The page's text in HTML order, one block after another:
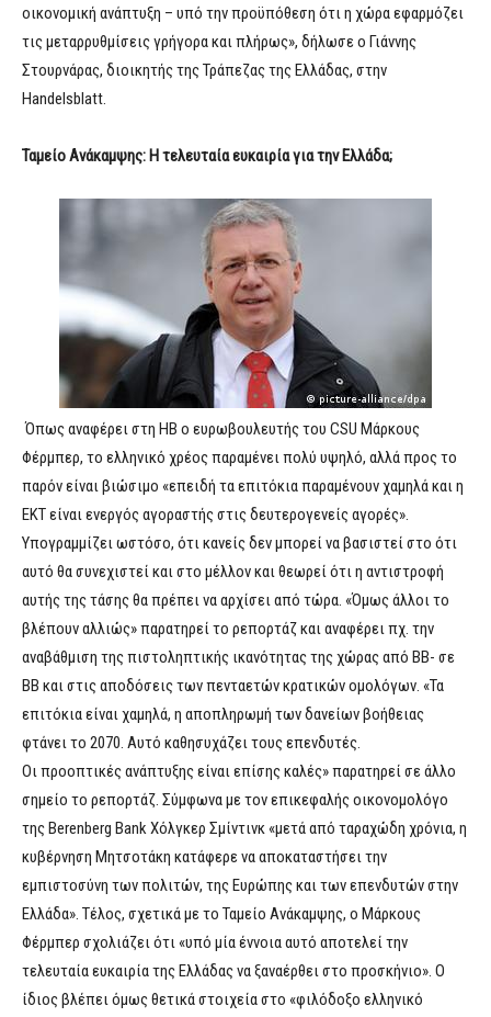
οικονομική ανάπτυξη – υπό την προϋπόθεση ότι η χώρα εφαρμόζει
τις μεταρρυθμίσεις γρήγορα και πλήρως», δήλωσε ο Γιάννης
Στουρνάρας, διοικητής της Τράπεζας της Ελλάδας, στην
Handelsblatt.
Ταμείο Ανάκαμψης: Η τελευταία ευκαιρία για την Ελλάδα;
Όπως αναφέρει στη HB ο ευρωβουλευτής του CSU Mάρκους
Φέρμπερ, το ελληνικό χρέος παραμένει πολύ υψηλό, αλλά προς το
παρόν είναι βιώσιμο «επειδή τα επιτόκια παραμένουν χαμηλά και η
ΕΚΤ είναι ενεργός αγοραστής στις δευτερογενείς αγορές».
Υπογραμμίζει ωστόσο, ότι κανείς δεν μπορεί να βασιστεί στο ότι
αυτό θα συνεχιστεί και στο μέλλον και θεωρεί ότι η αντιστροφή
αυτής της τάσης θα πρέπει να αρχίσει από τώρα. «Όμως άλλοι το
βλέπουν αλλιώς» παρατηρεί το ρεπορτάζ και αναφέρει πχ. την
αναβάθμιση της πιστοληπτικής ικανότητας της χώρας από ΒΒ- σε
ΒΒ και στις αποδόσεις των πενταετών κρατικών ομολόγων. «Τα
επιτόκια είναι χαμηλά, η αποπληρωμή των δανείων βοήθειας
φτάνει το 2070. Αυτό καθησυχάζει τους επενδυτές.
Οι προοπτικές ανάπτυξης είναι επίσης καλές» παρατηρεί σε άλλο
σημείο το ρεπορτάζ. Σύμφωνα με τον επικεφαλής οικονομολόγο
της Βerenberg Bank Xόλγκερ Σμίντινκ «μετά από ταραχώδη χρόνια, η
κυβέρνηση Μητσοτάκη κατάφερε να αποκαταστήσει την
εμπιστοσύνη των πολιτών, της Ευρώπης και των επενδυτών στην
Ελλάδα». Τέλος, σχετικά με το Ταμείο Ανάκαμψης, ο Μάρκους
Φέρμπερ σχολιάζει ότι «υπό μία έννοια αυτό αποτελεί την
τελευταία ευκαιρία της Ελλάδας να ξαναέρθει στο προσκήνιο». Ο
ίδιος βλέπει όμως θετικά στοιχεία στο «φιλόδοξο ελληνικό